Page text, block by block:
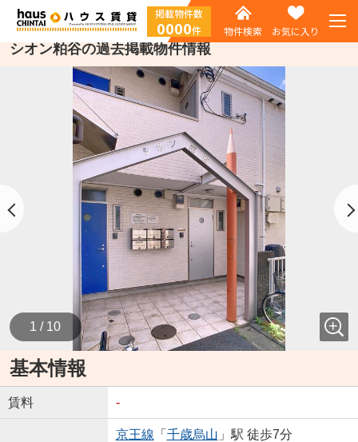
掲載物件数
0000件 物件検索 お気に入り
シオン粕谷の過去掲載物件情報
1 / 10
基本情報
賃料 -
京王線 「 千歳烏山 」駅 徒歩7分